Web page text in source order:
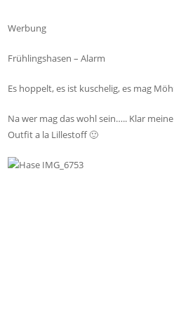
Werbung
Frühlingshasen – Alarm
Es hoppelt, es ist kuschelig, es mag
Na wer mag das wohl sein….. Klar
Outfit a la Lillestoff 🙂